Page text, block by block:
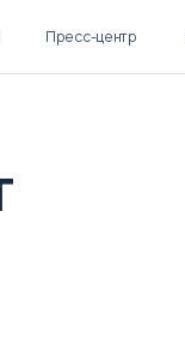
Пресс-центр